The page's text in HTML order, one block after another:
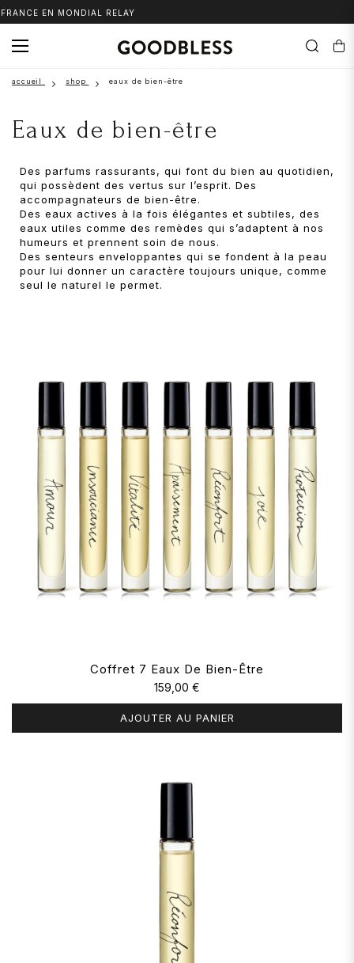
EN MONDIAL RELAY
accueil shop eaux de bien-être
Eaux de bien-être
Des parfums rassurants, qui font du bien au quotidien,
qui possèdent des vertus sur l’esprit. Des
accompagnateurs de bien-être.
Des eaux actives à la fois élégantes et subtiles, des
eaux utiles comme des remèdes qui s’adaptent à nos
humeurs et prennent soin de nous.
Des senteurs enveloppantes qui se fondent à la peau
pour lui donner un caractère toujours unique, comme
seul le naturel le permet.
Coffret 7 Eaux De Bien-Être
159,00 €
AJOUTER AU PANIER